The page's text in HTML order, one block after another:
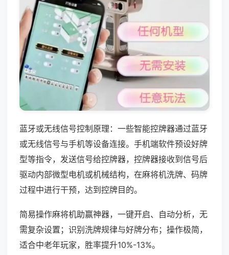
蓝牙或无线信号控制原理：一些智能控牌器通过蓝牙
或无线信号与手机等设备连接。手机端软件预设好牌
型等指令，发送信号给控牌器，控牌器接收到信号后
驱动内部微型电机或机械结构，在麻将机洗牌、码牌
过程中进行干预，达到控牌目的。
简易操作麻将机助赢神器，一键开启、自动分析，无
需复杂设置；识别洗牌规律与好牌分布；操作极简，
适合中老年玩家，胜率提升10%-13%。